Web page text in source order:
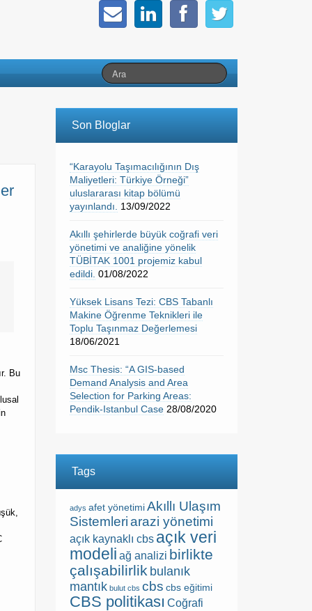
Bu
Son Bloglar
“Karayolu Taşımacılığının Dış
Maliyetleri: Türkiye Örneği”
uluslararası kitap bölümü
yayınlandı.
13/09/2022
Akıllı şehirlerde büyük coğrafi veri
yönetimi ve analiğine yönelik
TÜBİTAK 1001 projemiz kabul
edildi. 01/08/2022
Yüksek Lisans Tezi: CBS Tabanlı
Makine Öğrenme Teknikleri ile
Toplu Taşınmaz Değerlemesi
18/06/2021
Msc Thesis: “A GIS-based
Demand Analysis and Area
Selection for Parking Areas:
Pendik-Istanbul Case 28/08/2020
Tags
adys afet yönetimi Akıllı Ulaşım
Sistemleri arazi yönetimi
açık kaynaklı cbs açık veri
modeli ağ analizi birlikte
çalışabilirlik bulanık
mantık bulut cbs cbs cbs eğitimi
CBS politikası Coğrafi